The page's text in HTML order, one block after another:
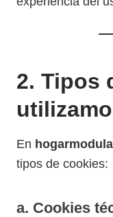
2. Tipos
En
tipos de cookies:
a. Cookies